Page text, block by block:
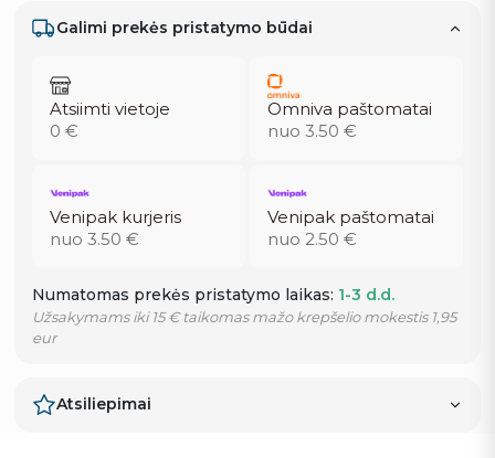
Galimi prekės pristatymo būdai
Atsiimti vietoje
0 €
Omniva paštomatai
nuo 3.50 €
Venipak kurjeris
nuo 3.50 €
Venipak paštomatai
nuo 2.50 €
Numatomas prekės pristatymo laikas: 1-3 d.d.
Užsakymams iki 15 € taikomas mažo krepšelio mokestis 1,95
eur
Atsiliepimai